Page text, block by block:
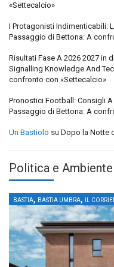
«Settecalcio»
I Protagonisti Indimenticabili:
Passaggio di Bettona: A
Risultati Fase A 2026 2027 in
Signalling Knowledge And
confronto con «Settecalcio»
Pronostici Football: Consigli
Passaggio di Bettona: A
Un Bastiolo su Dopo la Notte
Politica e Ambiente
BASTIA, BASTIA UMBRA, IL